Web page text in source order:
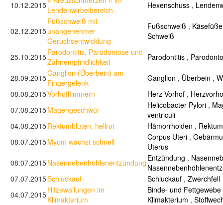
10.12.2015Lendenwirbelbereich
Hexenschuss ,
02.12.2015
Fußschweiß mit
unangenehmer
Geruchsentwicklung
Fußschweiß , Käsefüße
Schweiß
25.10.2015Parodontitis, Parodontose und
Zahnempfindlichkeit
Parodontitis ,
28.09.2015Ganglion (Überbein) am
Fingergelenk
Ganglion , Überbein ,
08.08.2015Vorhofflimmern Herz-Vorhof ,
07.08.2015Magengeschwür Helicobacter Pylori ,
ventriculi
04.08.2015Rektumbluten, hellrot Hämorrhoiden , Rektum
08.07.2015Myom wächst schnell Corpus Uteri ,
Uterus
08.07.2015Nasennebenhöhlenentzündung Entzündung ,
07.07.2015Schluckauf Schluckauf , Zwerchfell
04.07.2015Hitzewallungen im
Klimakterium
Binde- und Fettgewebe
Klimakterium ,